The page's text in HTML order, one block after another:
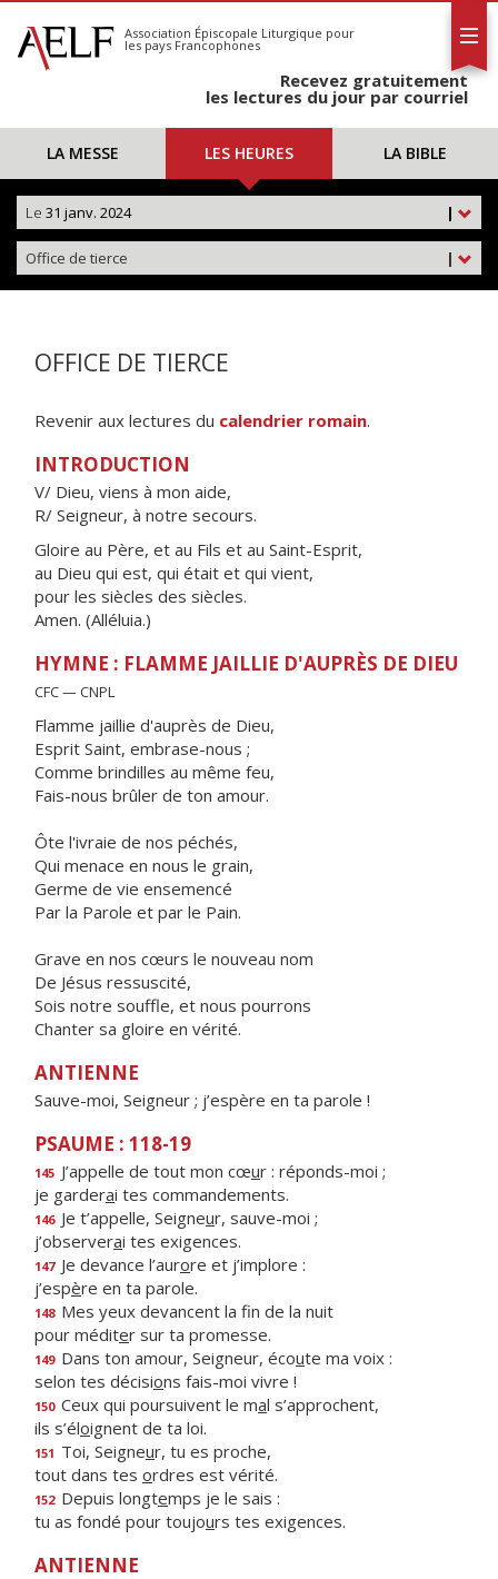
S'abonner
Calendrier
Association Épiscopale Liturgique pour
les pays Francophones
Recevez gratuitement
les lectures du jour par courriel
LA MESSE LES HEURES LA BIBLE
|
Le 31 janv. 2024
|
Office de tierce
OFFICE DE TIERCE
Revenir aux lectures du calendrier romain.
INTRODUCTION
V/ Dieu, viens à mon aide,
R/ Seigneur, à notre secours.
Gloire au Père, et au Fils et au Saint-Esprit,
au Dieu qui est, qui était et qui vient,
pour les siècles des siècles.
Amen. (Alléluia.)
HYMNE : FLAMME JAILLIE D'AUPRÈS DE DIEU
CFC — CNPL
Flamme jaillie d'auprès de Dieu,
Esprit Saint, embrase-nous ;
Comme brindilles au même feu,
Fais-nous brûler de ton amour.
Ôte l'ivraie de nos péchés,
Qui menace en nous le grain,
Germe de vie ensemencé
Par la Parole et par le Pain.
Grave en nos cœurs le nouveau nom
De Jésus ressuscité,
Sois notre souffle, et nous pourrons
Chanter sa gloire en vérité.
ANTIENNE
Sauve-moi, Seigneur ; j’espère en ta parole !
PSAUME : 118-19
145 J’appelle de tout mon cœur : réponds-moi ;
je garderai tes commandements.
146 Je t’appelle, Seigneur, sauve-moi ;
j’observerai tes exigences.
147 Je devance l’aurore et j’implore :
j’espère en ta parole.
148 Mes yeux devancent la fn de la nuit
pour méditer sur ta promesse.
149 Dans ton amour, Seigneur, écoute ma voix :
selon tes décisions fais-moi vivre !
150 Ceux qui poursuivent le mal s’approchent,
ils s’éloignent de ta loi.
151 Toi, Seigneur, tu es proche,
tout dans tes ordres est vérité.
152 Depuis longtemps je le sais :
tu as fondé pour toujours tes exigences.
ANTIENNE